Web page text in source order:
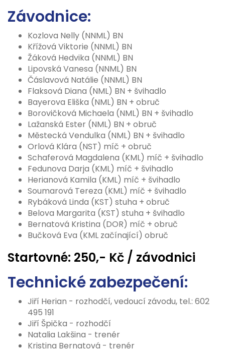
Závodnice:
Kozlova Nelly (NNML) BN
Křížová Viktorie (NNML) BN
Žáková Hedvika (NNML) BN
Lipovská Vanesa (NNML) BN
Čáslavová Natálie (NNML) BN
Flaksová Diana (NML) BN + švihadlo
Bayerova Eliška (NML) BN + obruč
Borovičková Michaela (NML) BN + švihadlo
Lažanská Ester (NML) BN + obruč
Městecká Vendulka (NML) BN + švihadlo
Orlová Klára (NST) míč + obruč
Schaferová Magdalena (KML) míč + švihadlo
Fedunova Darja (KML) míč + švihadlo
Herianová Kamila (KML) míč + švihadlo
Soumarová Tereza (KML) míč + švihadlo
Rybáková Linda (KST) stuha + obruč
Belova Margarita (KST) stuha + švihadlo
Bernatová Kristina (DOR) míč + obruč
Bučková Eva (KML začínající) obruč
Startovné: 250,- Kč / závodnici
Technické zabezpečení:
Jiří Herian - rozhodčí, vedoucí závodu, tel.: 602
495 191
Jiří Špička - rozhodčí
Natalia Lakšina - trenér
Kristina Bernatová - trenér